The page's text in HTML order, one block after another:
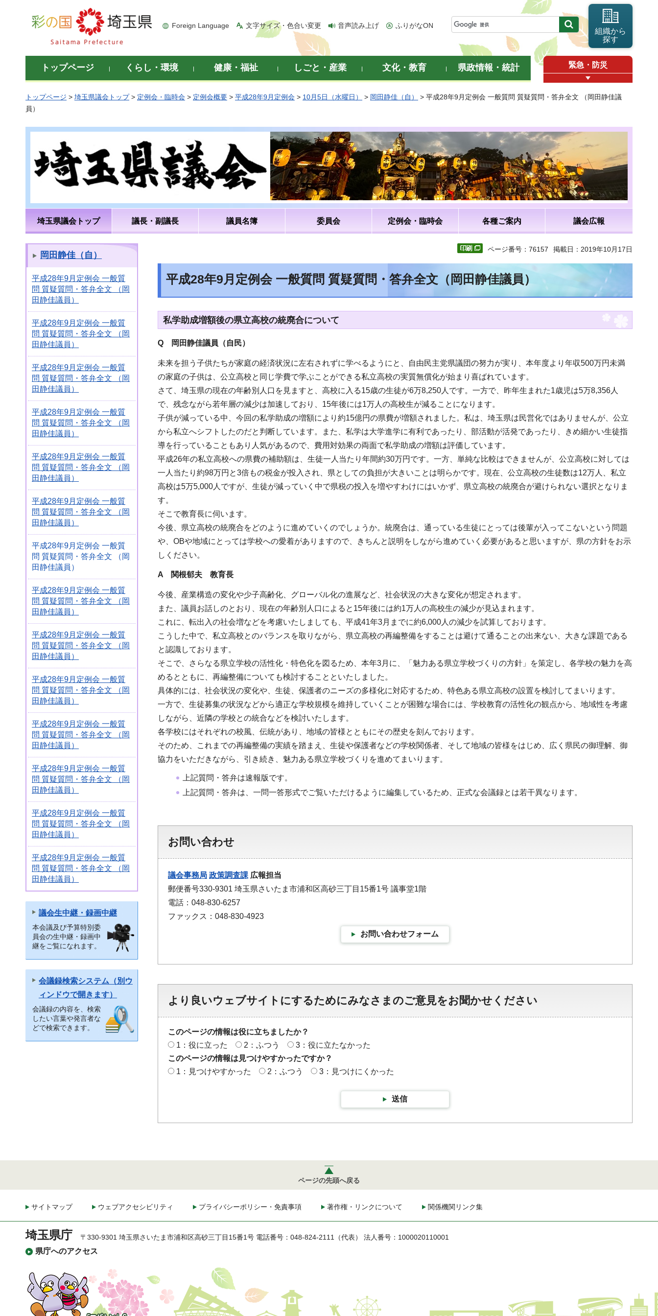
彩の国 埼玉県
Foreign Language 文字サイズ・色合い変更 音声読み上げ ふりがなON
組織から
探す
トップページ くらし・環境 健康・福祉 しごと・産業 文化・教育 県政情報・統計 緊急・防災
トップページ > 埼玉県議会トップ> 定例会・臨時会 > 定例会概要 > 平成28年9月定例会 > 10月5日（水曜日） > 岡田静佳（自）
> 平成28年9月定例会 一般質問 質疑質問・答弁全文 （岡田静佳議
員）
埼玉県議会トップ 議長・副議長 議員名簿 委員会 定例会・臨時会 各種ご案内 議会広報
岡田静佳（自）
平成28年9月定例会 一般質
問 質疑質問・答弁全文 （岡
田静佳議員）
平成28年9月定例会 一般質
問 質疑質問・答弁全文 （岡
田静佳議員）
平成28年9月定例会 一般質
問 質疑質問・答弁全文 （岡
田静佳議員）
平成28年9月定例会 一般質
問 質疑質問・答弁全文 （岡
田静佳議員）
平成28年9月定例会 一般質
問 質疑質問・答弁全文 （岡
田静佳議員）
平成28年9月定例会 一般質
問 質疑質問・答弁全文 （岡
田静佳議員）
平成28年9月定例会 一般質
問 質疑質問・答弁全文 （岡
田静佳議員）
平成28年9月定例会 一般質
問 質疑質問・答弁全文 （岡
田静佳議員）
平成28年9月定例会 一般質
問 質疑質問・答弁全文 （岡
田静佳議員）
平成28年9月定例会 一般質
問 質疑質問・答弁全文 （岡
田静佳議員）
平成28年9月定例会 一般質
問 質疑質問・答弁全文 （岡
田静佳議員）
平成28年9月定例会 一般質
問 質疑質問・答弁全文 （岡
田静佳議員）
平成28年9月定例会 一般質
問 質疑質問・答弁全文 （岡
田静佳議員）
平成28年9月定例会 一般質
問 質疑質問・答弁全文 （岡
田静佳議員）
議会生中継・録画中継
本会議及び予算特別委
員会の生中継・録画中
継をご覧になれます。
会議録検索システム（別ウ
ィンドウで開きます）
会議録の内容を、検索
したい言葉や発言者な
どで検索できます。
ページ番号：76157 掲載日：2019年10月17日
平成28年9月定例会 一般質問 質疑質問・答弁全文（岡田静佳議員）
私学助成増額後の県立高校の統廃合について
Q 岡田静佳議員（自民）
未来を担う子供たちが家庭の経済状況に左右されずに学べるようにと、自由民主党県議団の努力が実り、本年度より年収500万円未満
の家庭の子供は、公立高校と同じ学費で学ぶことができる私立高校の実質無償化が始まり喜ばれています。
さて、埼玉県の現在の年齢別人口を見ますと、高校に入る15歳の生徒が6万8,250人です。一方で、昨年生まれた1歳児は5万8,356人
で、残念ながら若年層の減少は加速しており、15年後には1万人の高校生が減ることになります。
子供が減っている中、今回の私学助成の増額により約15億円の県費が増額されました。私は、埼玉県は民営化ではありませんが、公立
から私立へシフトしたのだと判断しています。また、私学は大学進学に有利であったり、部活動が活発であったり、きめ細かい生徒指
導を行っていることもあり人気があるので、費用対効果の両面で私学助成の増額は評価しています。
平成26年の私立高校への県費の補助額は、生徒一人当たり年間約30万円です。一方、単純な比較はできませんが、公立高校に対しては
一人当たり約98万円と3倍もの税金が投入され、県としての負担が大きいことは明らかです。現在、公立高校の生徒数は12万人、私立
高校は5万5,000人ですが、生徒が減っていく中で県税の投入を増やすわけにはいかず、県立高校の統廃合が避けられない選択となりま
す。
そこで教育長に伺います。
今後、県立高校の統廃合をどのように進めていくのでしょうか。統廃合は、通っている生徒にとっては後輩が入ってこないという問題
や、OBや地域にとっては学校への愛着がありますので、きちんと説明をしながら進めていく必要があると思いますが、県の方針をお示
しください。
A 関根郁夫 教育長
今後、産業構造の変化や少子高齢化、グローバル化の進展など、社会状況の大きな変化が想定されます。
また、議員お話しのとおり、現在の年齢別人口によると15年後には約1万人の高校生の減少が見込まれます。
これに、転出入の社会増などを考慮いたしましても、平成41年3月までに約6,000人の減少を試算しております。
こうした中で、私立高校とのバランスを取りながら、県立高校の再編整備をすることは避けて通ることの出来ない、大きな課題である
と認識しております。
そこで、さらなる県立学校の活性化・特色化を図るため、本年3月に、「魅力ある県立学校づくりの方針」を策定し、各学校の魅力を高
めるとともに、再編整備についても検討することといたしました。
具体的には、社会状況の変化や、生徒、保護者のニーズの多様化に対応するため、特色ある県立高校の設置を検討してまいります。
一方で、生徒募集の状況などから適正な学校規模を維持していくことが困難な場合には、学校教育の活性化の観点から、地域性を考慮
しながら、近隣の学校との統合などを検討いたします。
各学校にはそれぞれの校風、伝統があり、地域の皆様とともにその歴史を刻んでおります。
そのため、これまでの再編整備の実績を踏まえ、生徒や保護者などの学校関係者、そして地域の皆様をはじめ、広く県民の御理解、御
協力をいただきながら、引き続き、魅力ある県立学校づくりを進めてまいります。
上記質問・答弁は速報版です。
上記質問・答弁は、一問一答形式でご覧いただけるように編集しているため、正式な会議録とは若干異なります。
お問い合わせ
議会事務局 政策調査課 広報担当
郵便番号330-9301 埼玉県さいたま市浦和区高砂三丁目15番1号 議事堂1階
電話：048-830-6257
ファックス：048-830-4923
お問い合わせフォーム
より良いウェブサイトにするためにみなさまのご意見をお聞かせください
このページの情報は役に立ちましたか？
1：役に立った
2：ふつう
3：役に立たなかった
このページの情報は見つけやすかったですか？
1：見つけやすかった
2：ふつう 3：見つけにくかった
送信
ページの先頭へ戻る
サイトマップ ウェブアクセシビリティ プライバシーポリシー・免責事項 著作権・リンクについて 関係機関リンク集
埼玉県庁
県庁へのアクセス
〒330-9301 埼玉県さいたま市浦和区高砂三丁目15番1号 電話番号：048-824-2111（代表） 法人番号：1000020110001